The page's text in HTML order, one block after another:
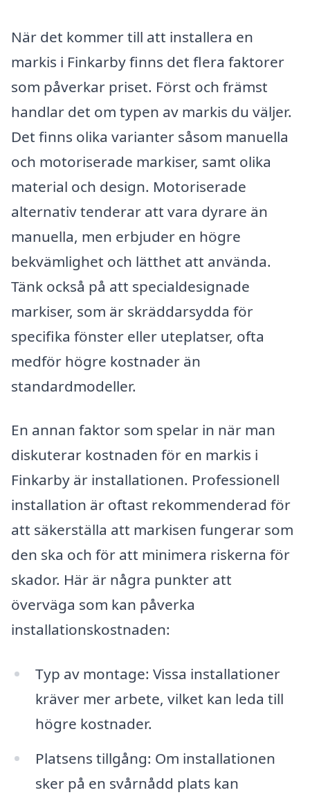
När det kommer till att installera en
markis i Finkarby finns det flera faktorer
som påverkar priset. Först och främst
handlar det om typen av markis du väljer.
Det finns olika varianter såsom manuella
och motoriserade markiser, samt olika
material och design. Motoriserade
alternativ tenderar att vara dyrare än
manuella, men erbjuder en högre
bekvämlighet och lätthet att använda.
Tänk också på att specialdesignade
markiser, som är skräddarsydda för
specifika fönster eller uteplatser, ofta
medför högre kostnader än
standardmodeller.
En annan faktor som spelar in när man
diskuterar kostnaden för en markis i
Finkarby är installationen. Professionell
installation är oftast rekommenderad för
att säkerställa att markisen fungerar som
den ska och för att minimera riskerna för
skador. Här är några punkter att
överväga som kan påverka
installationskostnaden:
Typ av montage: Vissa installationer
kräver mer arbete, vilket kan leda till
högre kostnader.
Platsens tillgång: Om installationen
sker på en svårnådd plats kan